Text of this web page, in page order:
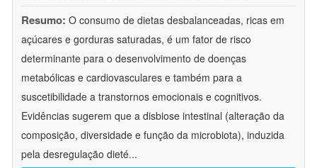
Resumo: O consumo de dietas desbalanceadas, ricas em
açúcares e gorduras saturadas, é um fator de risco
determinante para o desenvolvimento de doenças
metabólicas e cardiovasculares e também para a
suscetibilidade a transtornos emocionais e cognitivos.
Evidências sugerem que a disbiose intestinal (alteração da
composição, diversidade e função da microbiota), induzida
pela desregulação dieté...